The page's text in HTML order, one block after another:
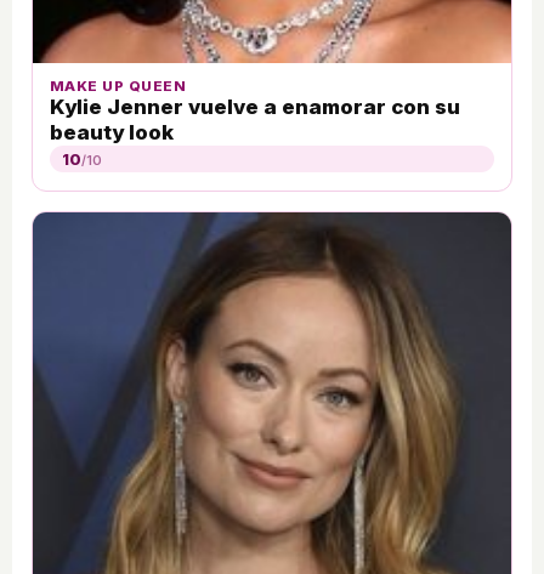
MAKE UP QUEEN
Kylie Jenner vuelve a enamorar con su
beauty look
10/10